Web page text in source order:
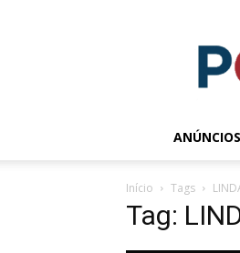
ANÚNCIOS
Início Tags
Tag: